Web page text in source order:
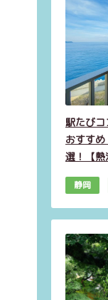
駅たびコ
おすす
選！【熱
静岡